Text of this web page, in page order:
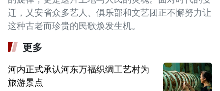
迁，乂安省众多艺人、俱乐部和文艺团正不懈努力让
这种古老而珍贵的民歌焕发生机。
更多
河内正式承认河东万福织绸工艺村为
旅游景点